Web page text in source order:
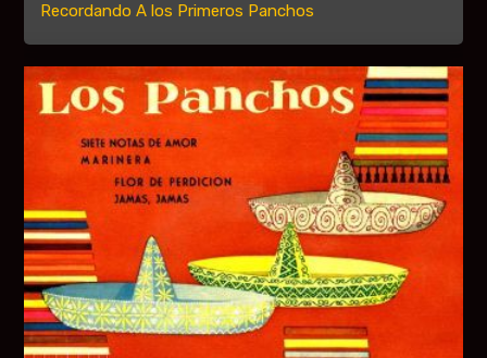
Recordando A los Primeros Panchos